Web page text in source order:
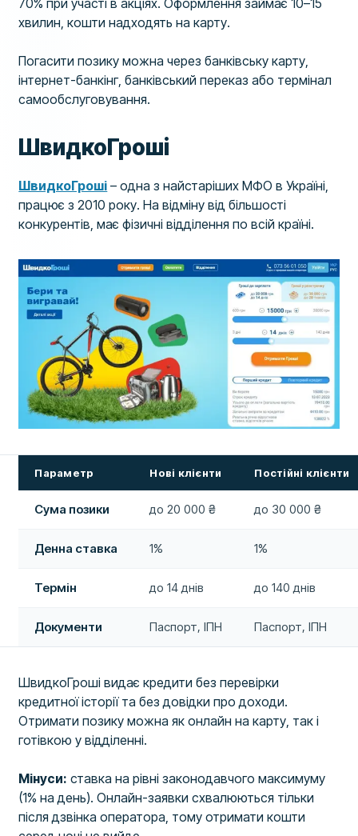
70% при участі в акціях. Оформлення займає 10–15
хвилин, кошти надходять на карту.
Погасити позику можна через банківську карту,
інтернет-банкінг, банківський переказ або термінал
самообслуговування.
ШвидкоГроші
ШвидкоГроші – одна з найстаріших МФО в Україні,
працює з 2010 року. На відміну від більшості
конкурентів, має фізичні відділення по всій країні.
Параметр Нові клієнти Постійні клієнти
Сума позики до 20 000 ₴ до 30 000 ₴
Денна ставка 1% 1%
Термін до 14 днів до 140 днів
Документи Паспорт, ІПН Паспорт, ІПН
ШвидкоГроші видає кредити без перевірки
кредитної історії та без довідки про доходи.
Отримати позику можна як онлайн на карту, так і
готівкою у відділенні.
Мінуси: ставка на рівні законодавчого максимуму
(1% на день). Онлайн-заявки схвалюються тільки
після дзвінка оператора, тому отримати кошти